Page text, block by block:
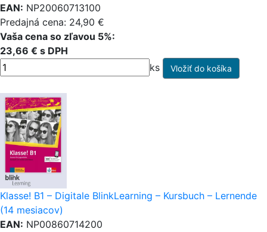
EAN: NP20060713100
Predajná cena: 24,90 €
Vaša cena so zľavou 5%:
23,66 € s DPH
ks
Klasse! B1 – Digitale BlinkLearning – Kursbuch – Lernende
(14 mesiacov)
EAN: NP00860714200